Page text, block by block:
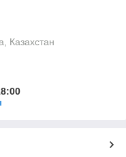
Казахстан